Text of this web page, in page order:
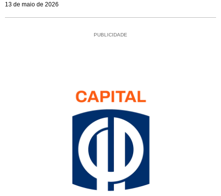
13 de maio de 2026
PUBLICIDADE